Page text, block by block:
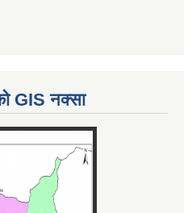
GIS नक्सा